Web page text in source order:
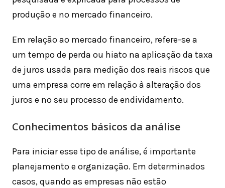
produção e no mercado financeiro.
Em relação ao mercado financeiro, refere-se a
um tempo de perda ou hiato na aplicação da taxa
de juros usada para medição dos reais riscos que
uma empresa corre em relação à alteração dos
juros e no seu processo de endividamento.
Conhecimentos básicos da análise
Para iniciar esse tipo de análise, é importante
planejamento e organização. Em determinados
casos, quando as empresas não estão